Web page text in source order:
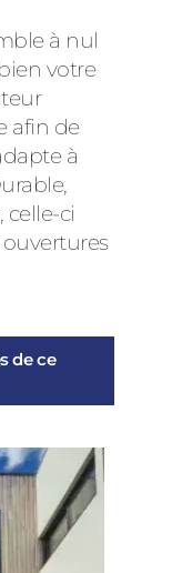
à nul
votre
afin de
à
ci
de ce